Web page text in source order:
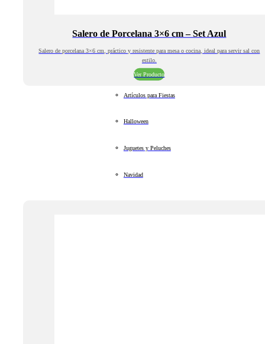
Salero de Porcelana 3×6 cm – Set Azul
Salero de porcelana 3×6 cm, práctico y resistente para mesa o cocina, ideal para servir sal con
estilo.
Ver Producto
Artículos para Fiestas
Halloween
Juguetes y Peluches
Navidad